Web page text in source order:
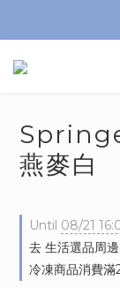
燕麥白
Until 08/21
去 生活選品周
冷凍商品消費